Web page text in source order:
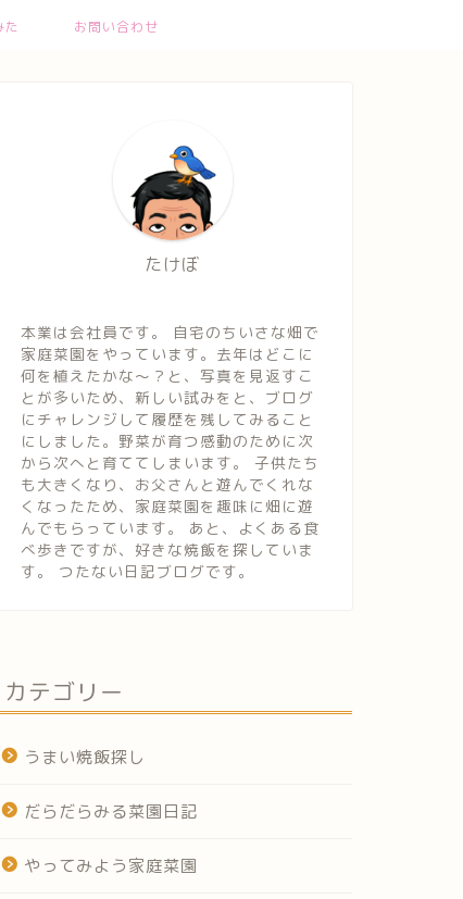
た お問い合わせ
たけぼ
本業は会社員です。 自宅のちいさな畑で
家庭菜園をやっています。去年はどこに
何を植えたかな～？と、写真を見返すこ
とが多いため、新しい試みをと、ブログ
にチャレンジして履歴を残してみること
にしました。野菜が育つ感動のために次
から次へと育ててしまいます。 子供たち
も大きくなり、お父さんと遊んでくれな
くなったため、家庭菜園を趣味に畑に遊
んでもらっています。 あと、よくある食
べ歩きですが、好きな焼飯を探していま
す。 つたない日記ブログです。
カテゴリー
うまい焼飯探し
だらだらみる菜園日記
やってみよう家庭菜園